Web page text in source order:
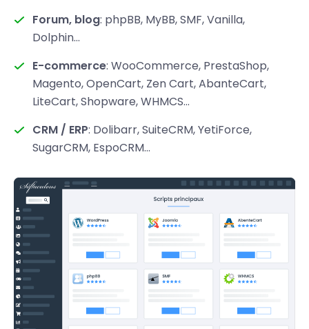
Forum, blog: phpBB, MyBB, SMF, Vanilla,
Dolphin...
E-commerce: WooCommerce, PrestaShop,
Magento, OpenCart, Zen Cart, AbanteCart,
LiteCart, Shopware, WHMCS...
CRM / ERP: Dolibarr, SuiteCRM, YetiForce,
SugarCRM, EspoCRM...